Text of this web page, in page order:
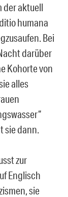
der aktuell
humana
Bei
darüber
Kohorte von
alles
sie dann.
zur
Englisch
sie